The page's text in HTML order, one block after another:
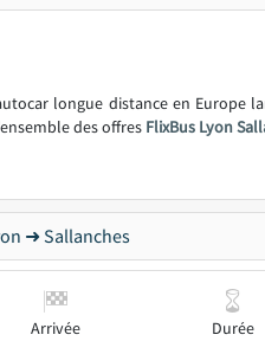
longue distance en Europe
des offres FlixBus Lyon
➜ Sallanches
Arrivée Durée